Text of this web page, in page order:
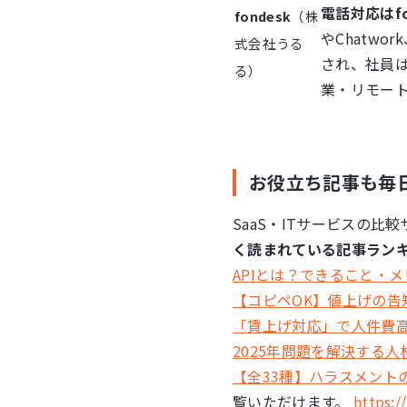
fondesk （株
式会社うる
る）
電話対応は
やChatwork
され、社員
業・リモー
お役立ち記事も毎
SaaS・ITサービスの比
く読まれている記事ラン
APIとは？できること・
【コピペOK】値上げの
「賃上げ対応」で人件
2025年問題を解決する
【全33種】ハラスメン
覧いただけます。